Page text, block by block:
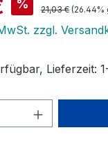
% Regulärer Preis:
21,03 € (26.44%
zzgl.
Lieferzeit:
Gib